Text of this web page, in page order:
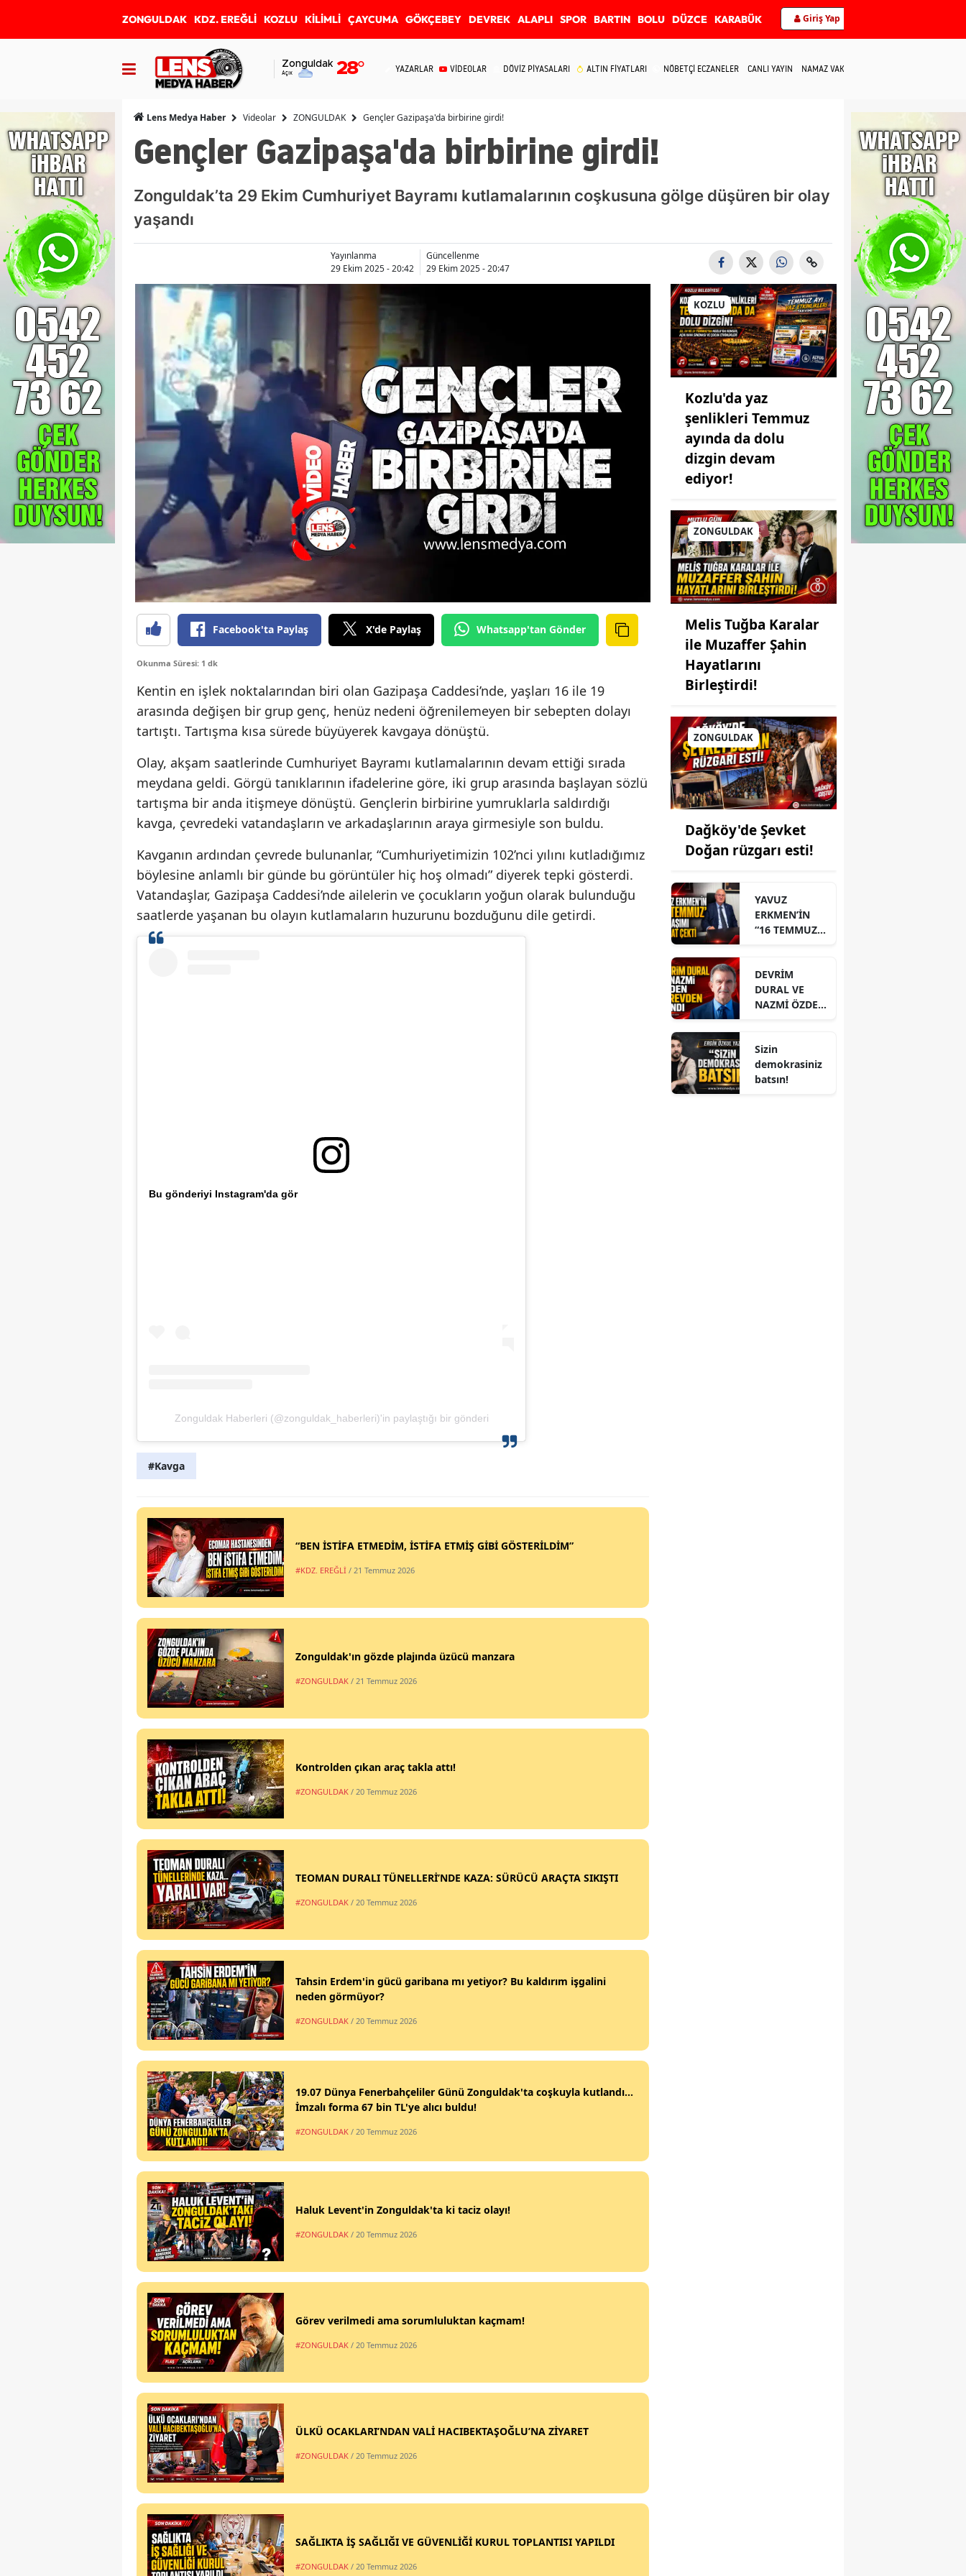
ZONGULDAK KDZ. EREĞLİ KOZLU KİLİMLİ ÇAYCUMA GÖKÇEBEY DEVREK ALAPLI SPOR BARTIN BOLU DÜZCE KARABÜK Giriş Yap
Zonguldak
Açık 28° YAZARLAR VİDEOLAR DÖVİZ PİYASALARI ALTIN FİYATLARI NÖBETÇİ ECZANELER CANLI YAYIN NAMAZ VAKİTLERİ
Lens Medya Haber Videolar ZONGULDAK Gençler Gazipaşa'da birbirine girdi!
Gençler Gazipaşa'da birbirine girdi!
Zonguldak’ta 29 Ekim Cumhuriyet Bayramı kutlamalarının coşkusuna gölge düşüren bir olay
yaşandı
Yayınlanma
29 Ekim 2025 - 20:42
Güncellenme
29 Ekim 2025 - 20:47
Facebook'ta Paylaş X'de Paylaş Whatsapp'tan Gönder
Okunma Süresi: 1 dk
Kentin en işlek noktalarından biri olan Gazipaşa Caddesi’nde, yaşları 16 ile 19
arasında değişen bir grup genç, henüz nedeni öğrenilemeyen bir sebepten dolayı
tartıştı. Tartışma kısa sürede büyüyerek kavgaya dönüştü.
Olay, akşam saatlerinde Cumhuriyet Bayramı kutlamalarının devam ettiği sırada
meydana geldi. Görgü tanıklarının ifadelerine göre, iki grup arasında başlayan sözlü
tartışma bir anda itişmeye dönüştü. Gençlerin birbirine yumruklarla saldırdığı
kavga, çevredeki vatandaşların ve arkadaşlarının araya girmesiyle son buldu.
Kavganın ardından çevrede bulunanlar, “Cumhuriyetimizin 102’nci yılını kutladığımız
böylesine anlamlı bir günde bu görüntüler hiç hoş olmadı” diyerek tepki gösterdi.
Vatandaşlar, Gazipaşa Caddesi’nde ailelerin ve çocukların yoğun olarak bulunduğu
saatlerde yaşanan bu olayın kutlamaların huzurunu bozduğunu dile getirdi.
Bu gönderiyi Instagram'da gör
Zonguldak Haberleri (@zonguldak_haberleri)'in paylaştığı bir gönderi
#Kavga
“BEN İSTİFA ETMEDİM, İSTİFA ETMİŞ GİBİ GÖSTERİLDİM”
#KDZ. EREĞLİ / 21 Temmuz 2026
Zonguldak'ın gözde plajında üzücü manzara
#ZONGULDAK / 21 Temmuz 2026
Kontrolden çıkan araç takla attı!
#ZONGULDAK / 20 Temmuz 2026
TEOMAN DURALI TÜNELLERİ’NDE KAZA: SÜRÜCÜ ARAÇTA SIKIŞTI
#ZONGULDAK / 20 Temmuz 2026
Tahsin Erdem'in gücü garibana mı yetiyor? Bu kaldırım işgalini
neden görmüyor?
#ZONGULDAK / 20 Temmuz 2026
19.07 Dünya Fenerbahçeliler Günü Zonguldak'ta coşkuyla kutlandı...
İmzalı forma 67 bin TL'ye alıcı buldu!
#ZONGULDAK / 20 Temmuz 2026
Haluk Levent'in Zonguldak'ta ki taciz olayı!
#ZONGULDAK / 20 Temmuz 2026
Görev verilmedi ama sorumluluktan kaçmam!
#ZONGULDAK / 20 Temmuz 2026
ÜLKÜ OCAKLARI’NDAN VALİ HACIBEKTAŞOĞLU’NA ZİYARET
#ZONGULDAK / 20 Temmuz 2026
SAĞLIKTA İŞ SAĞLIĞI VE GÜVENLİĞİ KURUL TOPLANTISI YAPILDI
#ZONGULDAK / 20 Temmuz 2026
KOZLU
Kozlu'da yaz
şenlikleri Temmuz
ayında da dolu
dizgin devam
ediyor!
ZONGULDAK
Melis Tuğba Karalar
ile Muzaffer Şahin
Hayatlarını
Birleştirdi!
ZONGULDAK
Dağköy'de Şevket
Doğan rüzgarı esti!
YAVUZ
ERKMEN’İN
“16 TEMMUZ”
DEVRİM
DURAL VE
NAZMİ ÖZDEN
Sizin
demokrasiniz
batsın!